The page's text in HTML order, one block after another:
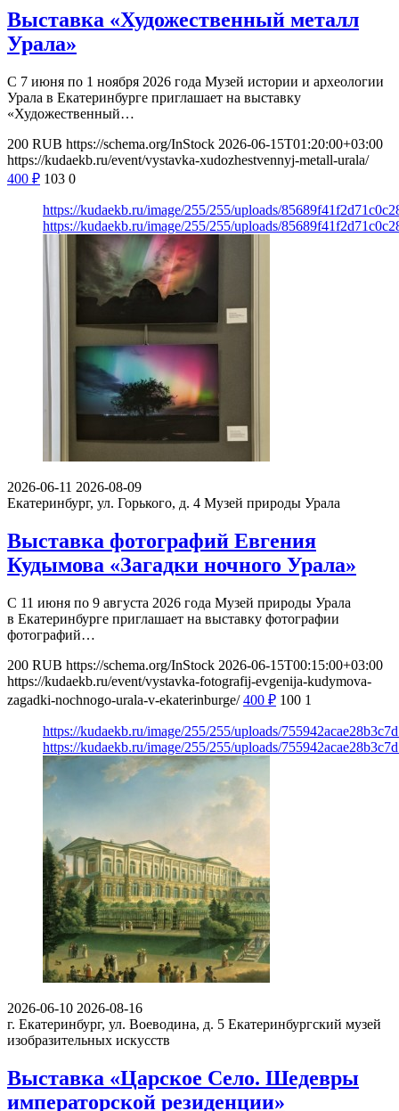
Выставка «Художественный металл
Урала»
С 7 июня по 1 ноября 2026 года Музей истории и археологии
Урала в Екатеринбурге приглашает на выставку
«Художественный…
200 RUB https://schema.org/InStock 2026-06-15T01:20:00+03:00
https://kudaekb.ru/event/vystavka-xudozhestvennyj-metall-urala/
400 ₽ 103 0
https://kudaekb.ru/image/255/255/uploads/
https://kudaekb.ru/image/255/255/uploads/
2026-06-11 2026-08-09
Екатеринбург, ул. Горького, д. 4 Музей природы Урала
Выставка фотографий Евгения
Кудымова «Загадки ночного Урала»
С 11 июня по 9 августа 2026 года Музей природы Урала
в Екатеринбурге приглашает на выставку фотографии
фотографий…
200 RUB https://schema.org/InStock 2026-06-15T00:15:00+03:00
https://kudaekb.ru/event/vystavka-fotografij-evgenija-kudymova-
zagadki-nochnogo-urala-v-ekaterinburge/ 400 ₽ 100 1
https://kudaekb.ru/image/255/255/uploads/
https://kudaekb.ru/image/255/255/uploads/
2026-06-10 2026-08-16
г. Екатеринбург, ул. Воеводина, д. 5 Екатеринбургский музей
изобразительных искусств
Выставка «Царское Село. Шедевры
императорской резиденции»